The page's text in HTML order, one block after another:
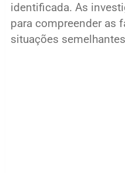
identificada. As
para compreender as
situações